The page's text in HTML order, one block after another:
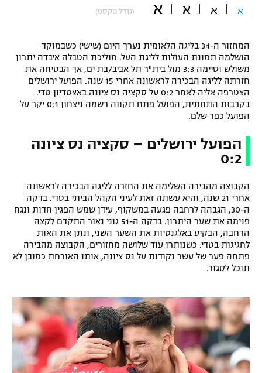
תקנון עבור פעילות ספורט 1 – "מרלן"
גיימינג E-Sports
תנאי שימוש
מדיניות פרטיות
תקנון פעילות ספורט 1
רשיון להקרנה פומבית לבית עסק
הצטרפות לחבילת הערוצים
לוח דרושים – ג'ובנט
תגיות
המגזין
פוטבול אמריקאי NFL
בייסבול MLB
ספורט אתגרי ואקסטרים
אומנויות לחימה
א א א א (גודל טקסט)
המחזור ה-34 בליגה הלאומית נערך היום (שישי) כשבמוקד
הושלמה תמונת העולות לליגת העל. מוליכת הטבלה איבדה יתרון
משולש וסיימה 3:3 מול בית"ר תל אביב/בת ים, אך הבטיחה את
חזרתה לליגה הבכירה לראשונה אחרי 15 שנה. הפועל ירושלים
הצטרפה אליה לאחר 0:2 על סקציה נס ציונה באצטדיון טדי.
בקרבות התחתית, הפועל פתח תקווה רשמה ניצחון 0:1 יקר על
הפועל כפר שלם.
הפועל ירושלים – סקציה נס ציונה
0:2
הקבוצה מהבירה השלימה את החזרה לליגה הבכירה לראשונה
אחרי 21 שנה, והיא עשתה זאת לעיני הקהל הביתי בטדי. בדקה
ה-30, הגבהה לרחבה פגעה במשקוף, עידן שמש הפגין חדות ונגח
פנימה את שער היתרון. בדקה ה-51 גוני נאור התקדם לקצה
הרחבה, הבקיע באלגנטיות את השער השני, ונתן את האות
לחגיגות בטדי. כשנותרו עוד שלושה מחזורים, הקבוצה מהבירה
פתחה פער של עשר נקודות על נס ציונה, אותו האורחת כמובן לא
תוכל לסגור.